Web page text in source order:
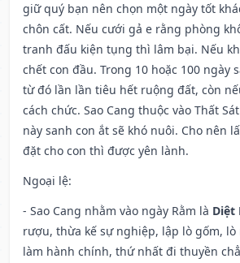
giữ quý bạn nên chọn một ngày tốt
chôn cất. Nếu cưới gả e rằng phòng
tranh đấu kiện tụng thì lâm bại. Nếu
chết con đầu. Trong 10 hoặc 100 ngày
từ đó lần lần tiêu hết ruộng đất, còn
cách chức. Sao Cang thuộc vào Thất
này sanh con ắt sẽ khó nuôi. Cho nên
đặt cho con thì được yên lành.
Ngoại lệ:
- Sao Cang nhằm vào ngày Rằm là Diệt
rượu, thừa kế sự nghiệp, lập lò gốm, lò
làm hành chính, thứ nhất đi thuyền